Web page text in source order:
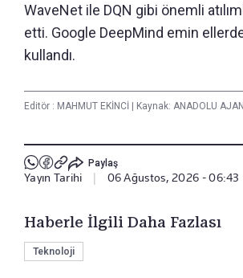
WaveNet ile DQN gibi önemli
etti. Google DeepMind emin
kullandı.
Editör : MAHMUT EKİNCİ | Kaynak: ANADOLU
Paylaş
Yayın Tarihi 06 Ağustos, 2026 - 06:43
Haberle İlgili Daha Fazlası
Teknoloji